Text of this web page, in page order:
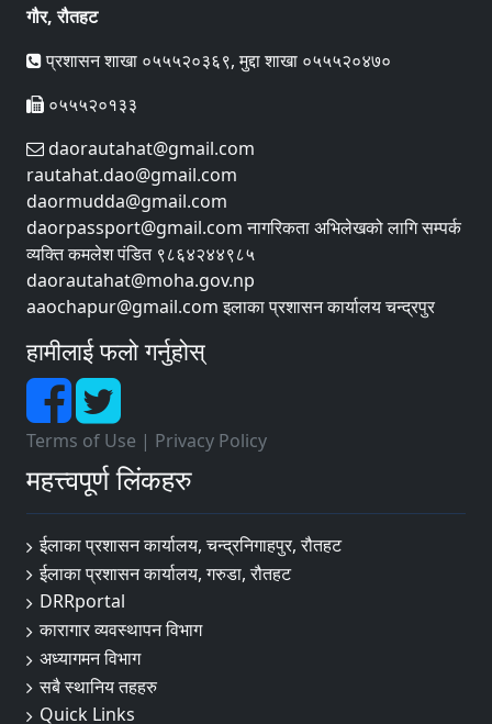
गौर, रौतहट
प्रशासन शाखा ०५५५२०३६९, मुद्दा शाखा ०५५५२०४७०
०५५५२०१३३
daorautahat@gmail.com
rautahat.dao@gmail.com
daormudda@gmail.com
daorpassport@gmail.com नागरिकता अभिलेखको लागि सम्पर्क
व्यक्ति कमलेश पंडित ९८६४२४४९८५
daorautahat@moha.gov.np
aaochapur@gmail.com इलाका प्रशासन कार्यालय चन्द्रपुर
हामीलाई फलो गर्नुहोस्
Terms of Use | Privacy Policy
महत्त्वपूर्ण लिंकहरु
ईलाका प्रशासन कार्यालय, चन्द्रनिगाहपुर, रौतहट
ईलाका प्रशासन कार्यालय, गरुडा, रौतहट
DRRportal
कारागार व्यवस्थापन विभाग
अध्यागमन विभाग
सबै स्थानिय तहहरु
Quick Links